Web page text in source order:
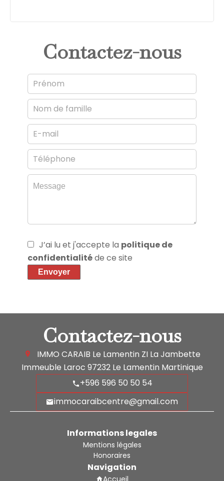
Contactez-nous
J’ai lu et j'accepte la politique de
confidentialitéde ce site
Envoyer
Contactez-nous
IMMO CARAIB Le Lamentin ZI La Jambette
Immeuble Laroc 97232Le Lamentin Martinique
+596 596 50 50 54
immocaraibcentre@gmail.com
Informations legales
Mentions légales
Honoraires
Navigation
Accueil